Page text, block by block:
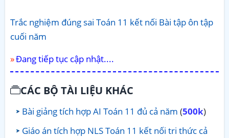
Trắc nghiệm đúng sai Toán 11 kết nối Bài tập ôn tập
cuối năm
Đang tiếp tục cập nhật....
CÁC BỘ TÀI LIỆU KHÁC
Bài giảng tích hợp AI Toán 11 đủ cả năm (500k)
Giáo án tích hợp NLS Toán 11 kết nối tri thức cả